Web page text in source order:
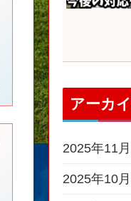
アーカ
2025年11月
2025年10月